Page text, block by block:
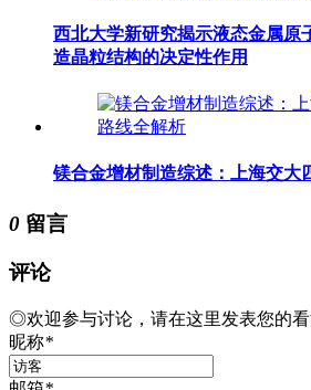
西北大学新研究揭示液态金属原
造晶粒结构的决定性作用
镁合金增材制造综述：上海交大
0 留言
评论
◎欢迎参与讨论，请在这里发表您的看
昵称*